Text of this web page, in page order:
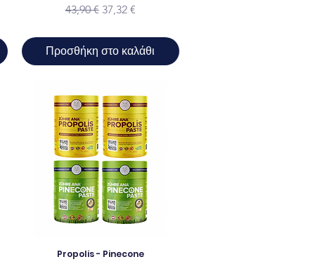
Κανονική τιμή
43,90 € Τιμή Έκπτωσης
37,32 €
Προσθήκη στο καλάθι
Propolis - Pinecone